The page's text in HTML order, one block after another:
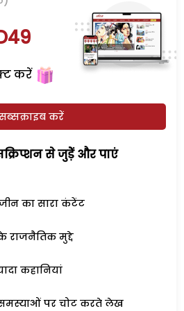
करें
करें
से जुड़ेें और पाएं
का सारा कंटेंट
राजनैतिक मुद्दे
कहानियां
पर चोट करते लेख